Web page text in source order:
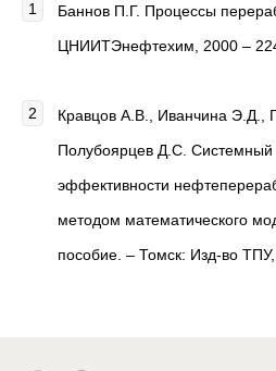
Баннов П.Г. Процессы
ЦНИИТЭнефтехим, 2000 –
Кравцов А.В., Иванчина Э.Д.,
Полубоярцев Д.С.
эффективности
методом математического
пособие. – Томск: Изд-во